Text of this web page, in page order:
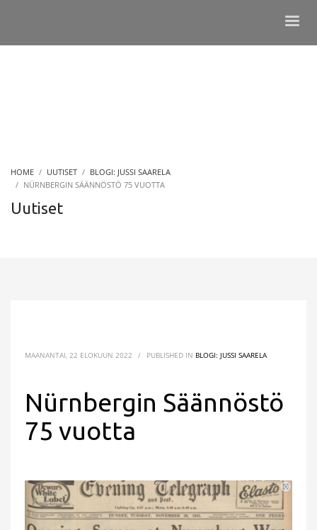
HOME UUTISET
BLOGI: JUSSI SAARELA
NÜRNBERGIN SÄÄNNÖSTÖ 75 VUOTTA
Uutiset
MAANANTAI, 22 ELOKUUN 2022 / PUBLISHED IN BLOGI: JUSSI SAARELA
Nürnbergin Säännöstö
75 vuotta